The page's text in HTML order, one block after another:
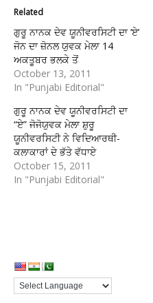
Related
ਗੁਰੂ ਨਾਨਕ ਦੇਵ ਯੂਨੀਵਰਸਿਟੀ ਦਾ ‘ਏ’
ਜੋਨ ਦਾ ਜ਼ੋਨਲ ਯੁਵਕ ਮੇਲਾ 14
ਅਕਤੂਬਰ ਭਲਕੇ ਤੋਂ
October 13, 2011
In "Punjabi Editorial"
ਗੁਰੂ ਨਾਨਕ ਦੇਵ ਯੂਨੀਵਰਸਿਟੀ ਦਾ
“ਏ” ਜੋਜੋਯੁਵਕ ਮੇਲਾ ਸ਼ੁਰੂ
ਯੂਨੀਵਰਸਿਟੀ ਨੇ ਵਿਦਿਆਰਥੀ-
ਕਲਾਕਾਰਾਂ ਦੇ ਭੱਤੇ ਵੱਧਾਏ
October 15, 2011
In "Punjabi Editorial"